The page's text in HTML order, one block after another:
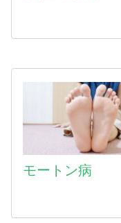
モートン病